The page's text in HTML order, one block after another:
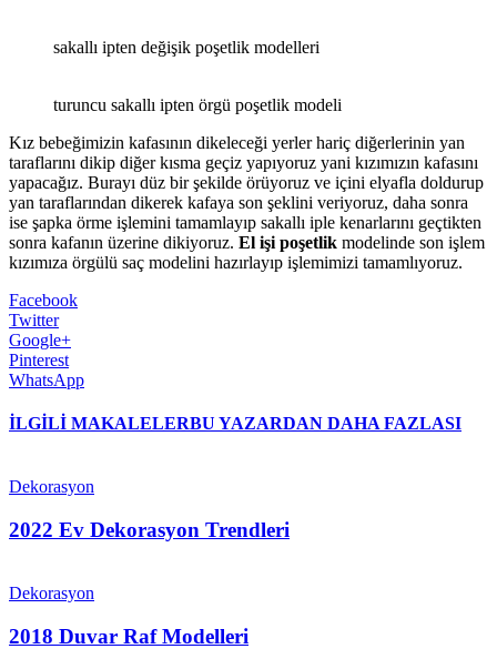
sakallı ipten değişik poşetlik modelleri
turuncu sakallı ipten örgü poşetlik modeli
Kız bebeğimizin kafasının dikeleceği yerler hariç diğerlerinin yan
taraflarını dikip diğer kısma geçiz yapıyoruz yani kızımızın kafasını
yapacağız. Burayı düz bir şekilde örüyoruz ve içini elyafla doldurup
yan taraflarından dikerek kafaya son şeklini veriyoruz, daha sonra
ise şapka örme işlemini tamamlayıp sakallı iple kenarlarını geçtikten
sonra kafanın üzerine dikiyoruz. El işi poşetlik modelinde son işlem
kızımıza örgülü saç modelini hazırlayıp işlemimizi tamamlıyoruz.
Facebook
Twitter
Google+
Pinterest
WhatsApp
İLGİLİ MAKALELERBU YAZARDAN DAHA FAZLASI
Dekorasyon
2022 Ev Dekorasyon Trendleri
Dekorasyon
2018 Duvar Raf Modelleri